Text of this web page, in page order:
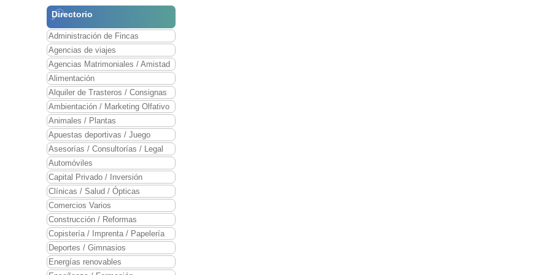
Directorio
Administración de Fincas
Agencias de viajes
Agencias Matrimoniales / Amistad
Alimentación
Alquiler de Trasteros / Consignas
Ambientación / Marketing Olfativo
Animales / Plantas
Apuestas deportivas / Juego
Asesorías / Consultorías / Legal
Automóviles
Capital Privado / Inversión
Clínicas / Salud / Ópticas
Comercios Varios
Construcción / Reformas
Copistería / Imprenta / Papelería
Deportes / Gimnasios
Energías renovables